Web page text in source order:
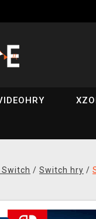
Switch / Switch hry /